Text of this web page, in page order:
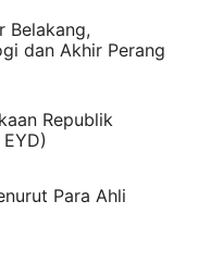
Belakang,
dan Akhir Perang
Republik
Para Ahli